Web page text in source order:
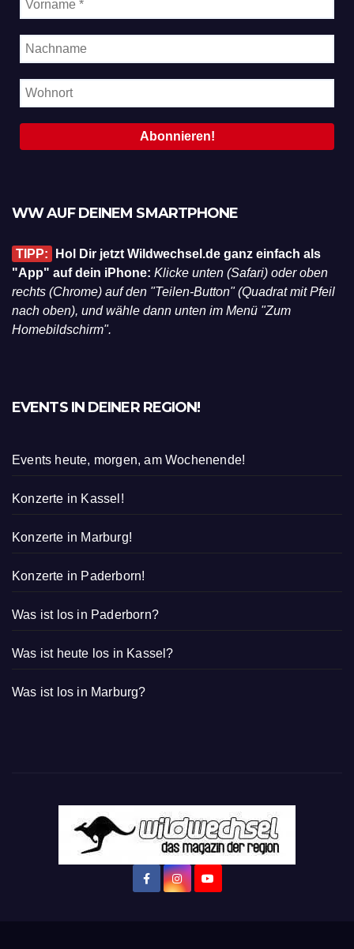
WW AUF DEINEM SMARTPHONE
TIPP:
Hol Dir jetzt Wildwechsel.de ganz einfach als
"App" auf dein iPhone: Klicke unten (Safari) oder oben
rechts (Chrome) auf den "Teilen-Button" (Quadrat mit Pfeil
nach oben), und wähle dann unten im Menü "Zum
Homebildschirm".
EVENTS IN DEINER REGION!
Events heute, morgen, am Wochenende!
Konzerte in Kassel!
Konzerte in Marburg!
Konzerte in Paderborn!
Was ist los in Paderborn?
Was ist heute los in Kassel?
Was ist los in Marburg?